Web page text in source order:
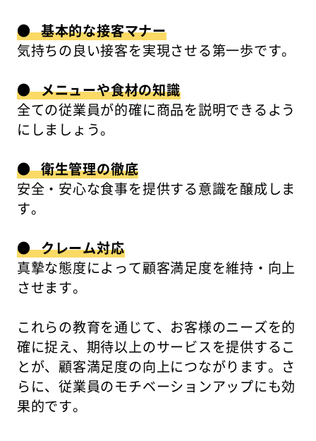
● 基本的な接客マナー
気持ちの良い接客を実現させる第一歩です。
● メニューや食材の知識
全ての従業員が的確に商品を説明できるよう
にしましょう。
● 衛生管理の徹底
安全・安心な食事を提供する意識を醸成しま
す。
● クレーム対応
真摯な態度によって顧客満足度を維持・向上
させます。
これらの教育を通じて、お客様のニーズを的
確に捉え、期待以上のサービスを提供するこ
とが、顧客満足度の向上につながります。さ
らに、従業員のモチベーションアップにも効
果的です。